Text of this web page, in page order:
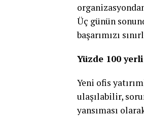
Üç günün
başarımızı
Yüzde 100
Yeni ofis
ulaşılabilir,
yansıması